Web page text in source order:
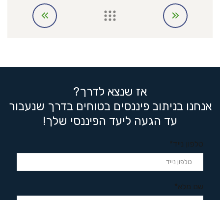
אז שנצא לדרך?
אנחנו בניתוב פיננסים בטוחים בדרך שנעבור
עד הגעה ליעד הפיננסי שלך!
טלפון נייד*
שם מלא*